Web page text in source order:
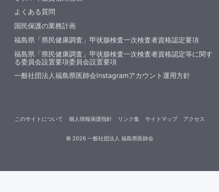
よくある質問
国民保護の業務計画
福島県「県民健康調査」甲状腺検査一次検査者資格認定要項
福島県「県民健康調査」甲状腺検査一次検査者資格認定等に関す
る委員会設置要項委員会設置要項
一般社団法人福島県医師会Instagramアカウント運用方針
© 2026一般社団法人 福島県医師会
このサイトについて 個人情報保護指針 リンク集 サイトマップ アクセス